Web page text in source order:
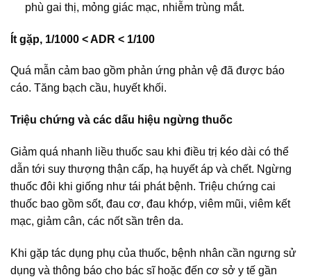
phù gai thị, mỏng giác mạc, nhiễm trùng mắt.
Ít gặp, 1/1000 < ADR < 1/100
Quá mẫn cảm bao gồm phản ứng phản vệ đã được báo
cáo. Tăng bạch cầu, huyết khối.
Triệu chứng và các dấu hiệu ngừng thuốc
Giảm quá nhanh liều thuốc sau khi điều trị kéo dài có thể
dẫn tới suy thượng thận cấp, hạ huyết áp và chết. Ngừng
thuốc đôi khi giống như tái phát bệnh. Triệu chứng cai
thuốc bao gồm sốt, đau cơ, đau khớp, viêm mũi, viêm kết
mạc, giảm cân, các nốt sần trên da.
Khi gặp tác dụng phụ của thuốc, bệnh nhân cần ngưng sử
dụng và thông báo cho bác sĩ hoặc đến cơ sở y tế gần